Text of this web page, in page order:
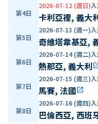
第4日
2026-07-12 (週日)
卡利亞裡, 義大
第5日
2026-07-13 (週一)
奇維塔韋基亞,
第6日
2026-07-14 (週二)
熱那亞, 義大利
第7日
2026-07-15 (週三)
馬賽, 法國open_in_new
第8日
2026-07-16 (週四)
巴倫西亞, 西班